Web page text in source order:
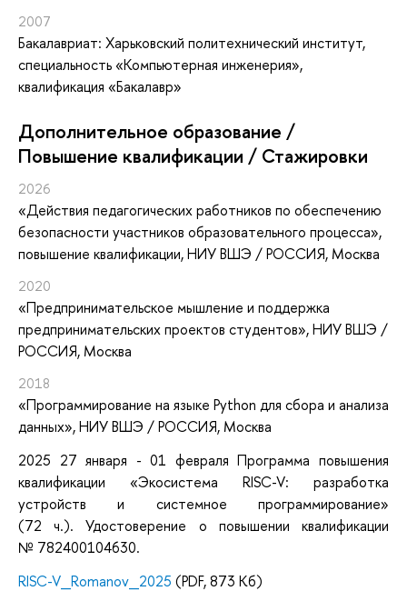
2007
Бакалавриат: Харьковский политехнический институт,
специальность «Компьютерная инженерия»,
квалификация «Бакалавр»
Дополнительное образование /
Повышение квалификации / Стажировки
2026
«Действия педагогических работников по обеспечению
безопасности участников образовательного процесса»,
повышение квалификации, НИУ ВШЭ / РОССИЯ, Москва
2020
«Предпринимательское мышление и поддержка
предпринимательских проектов студентов», НИУ ВШЭ /
РОССИЯ, Москва
2018
«Программирование на языке Python для сбора и анализа
данных», НИУ ВШЭ / РОССИЯ, Москва
2025 27 января - 01 февраляПрограмма повышения
квалификации «Экосистема RISC-V: разработка
устройств и системное программирование»
(72 ч.).Удостоверение о повышении квалификации
№ 782400104630.
RISC-V_Romanov_2025 (PDF, 873 Кб)